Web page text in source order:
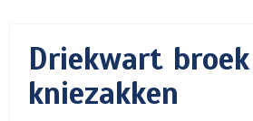
Driekwart
kniezakken